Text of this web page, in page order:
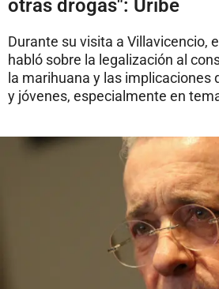
otras drogas": Uribe
Durante su visita a Villavicencio,
habló sobre la legalización al
la marihuana y las implicaciones
y jóvenes, especialmente en